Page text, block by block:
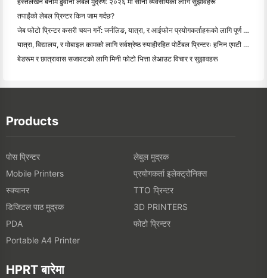
तपाईंको लेबल प्रिन्टर किन जाम गर्दछ?
जेब फोटो प्रिन्टर कसरी चयन गर्ने: जर्नलिङ, यात्रा, र आईफोन प्रयोगकर्ताहरूको लागि पूर्ण गाइड
यात्रा, विद्यालय, र मोबाइल कामको लागि सर्वश्रेष्ठ स्याहीरहित पोर्टेबल प्रिन्टरः हनिन एमटी ६२० प्रो सम
बेडरूम र छात्रावास सजावटको लागि मिनी फोटो भित्ता लेआउट विचार र सुझावहरू
Products
पोस प्रिन्टर
लेबुल मुद्रक
Mobile Printers
प्रयोगकर्ता इलेक्ट्रोनिक्स
स्क्यानर
TTO प्रिन्टर
डिजिटल पाठ मुद्रक
3D PRINTERS
PDA
फोटो प्रिन्टर
Portable A4 Printer
HPRT बारेमा